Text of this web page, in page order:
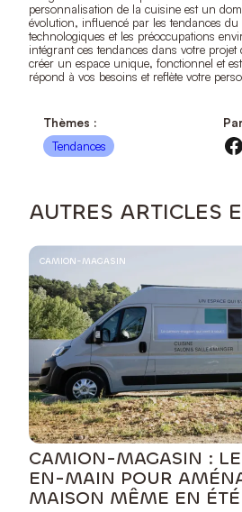
personnalisation de la cuisine est un
évolution, influencé par les tendances
technologiques et les préoccupations
intégrant ces tendances dans votre
créer un espace unique, fonctionnel et
répond à vos besoins et reflète votre
Thèmes :
Tendances
AUTRES ARTICLES
CAMION-MAGASIN
CAMION-MAGASIN :
EN-MAIN POUR
MAISON MÊME EN ÉTÉ